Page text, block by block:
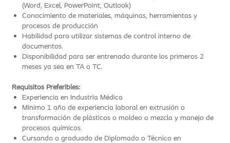
(Word, Excel, PowerPoint, Outlook)
Conocimiento de materiales, máquinas, herramientas y
procesos de producción
Habilidad para utilizar sistemas de control interno de
documentos.
Disponibilidad para ser entrenado durante los primeros 2
meses ya sea en TA o TC.
Requisitos Preferibles:
Experiencia en Industria Médica
Mínimo 1 año de experiencia laboral en extrusión o
transformación de plásticos o moldeo o mezcla y manejo de
procesos químicos.
Cursando o graduado de Diplomado o Técnico en